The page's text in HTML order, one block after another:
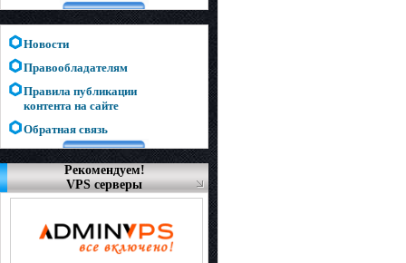
Новости
Правообладателям
Правила публикации
контента на сайте
Обратная связь
Рекомендуем!
VPS серверы